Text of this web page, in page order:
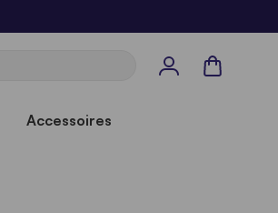
Panier
Accessoires